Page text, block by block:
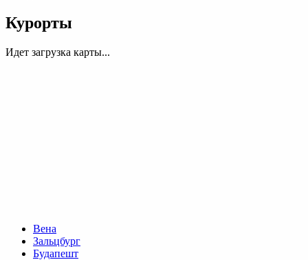
Курорты
Идет загрузка карты...
Вена
Зальцбург
Будапешт